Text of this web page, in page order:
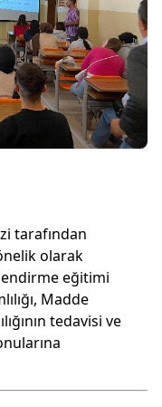
tarafından
olarak
eğitimi
Madde
tedavisi ve